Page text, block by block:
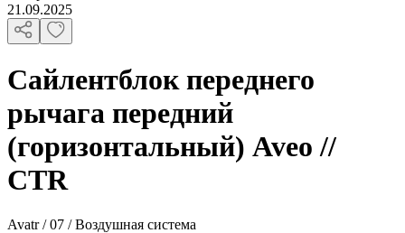
21.09.2025
Сайлентблок переднего
рычага передний
(горизонтальный) Aveo //
CTR
Avatr / 07 / Воздушная система